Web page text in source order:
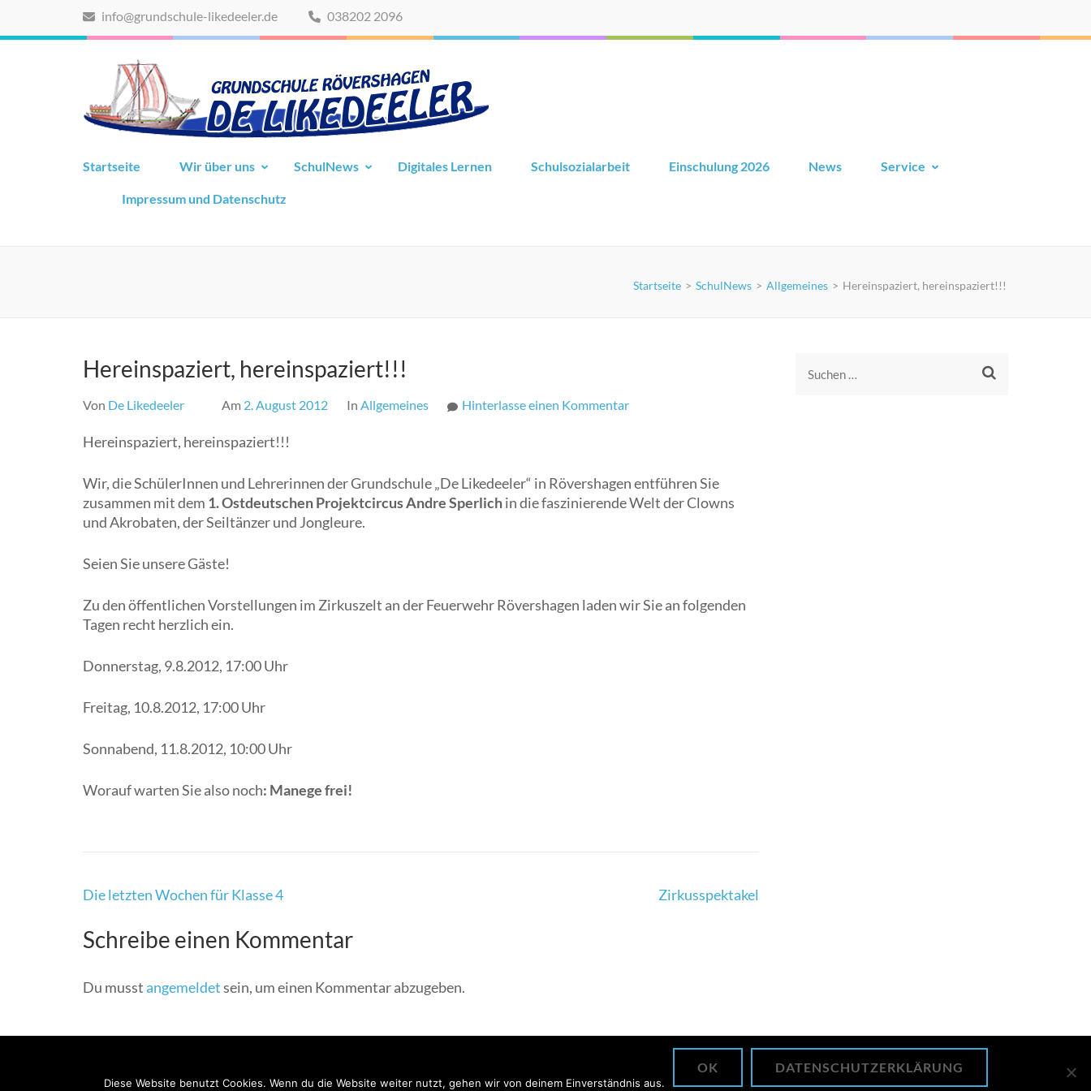
info@grundschule-likedeeler.de 038202 2096
Startseite Wir über uns SchulNews Digitales Lernen Schulsozialarbeit Einschulung 2026 News Service
Impressum und Datenschutz
Startseite > SchulNews > Allgemeines > Hereinspaziert, hereinspaziert!!!
Hereinspaziert, hereinspaziert!!!
Von De Likedeeler Am 2. August 2012 In Allgemeines Hinterlasse einen Kommentarzu
Hereinspaziert, hereinspaziert!!!
Wir, die SchülerInnen und Lehrerinnen der Grundschule „De Likedeeler“ in Rövershagen entführen Sie
zusammen mit dem 1. Ostdeutschen Projektcircus Andre Sperlichin die faszinierende Welt der Clowns
und Akrobaten, der Seiltänzer und Jongleure.
Seien Sie unsere Gäste!
Zu den öffentlichen Vorstellungen im Zirkuszelt an der Feuerwehr Rövershagen laden wir Sie an folgenden
Tagen recht herzlich ein.
Donnerstag, 9.8.2012, 17:00 Uhr
Freitag, 10.8.2012, 17:00 Uhr
Sonnabend, 11.8.2012, 10:00 Uhr
Worauf warten Sie also noch: Manege frei!
Beitragsnavigation
Die letzten Wochen für Klasse 4 Zirkusspektakel
Schreibe einen Kommentar
Du musst angemeldetsein, um einen Kommentar abzugeben.
Suchen
© COPYRIGHT 2026 . PRESCHOOL AND KINDERGARTEN | ENTWICKELT VONRARA THEME. PRÄSENTIERT VONWORDPRESS.
Diese Website benutzt Cookies. Wenn du die Website weiter nutzt, gehen wir von deinem Einverständnis aus.
OK DATENSCHUTZERKLÄRUNG